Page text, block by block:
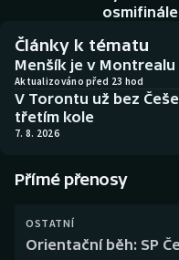
Basketbal
Biatlon
Curling
Historické návraty
Aplikace ČT sport
osmifinále
Články k tématu
Menšík je v
Aktualizováno před 23 hod
V Torontu už bez
třetím kole
7. 8. 2026
Přímé přenosy
OSTATNÍ
Orientační běh: SP